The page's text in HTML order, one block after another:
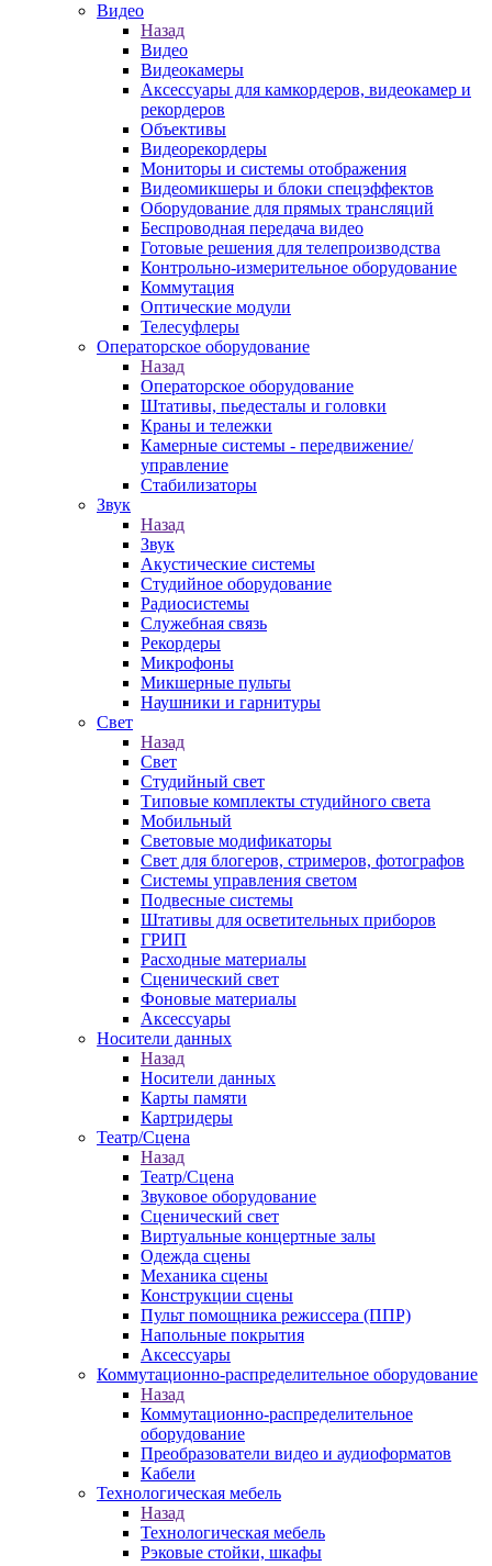
Видео
Назад
Видео
Видеокамеры
Аксессуары для камкордеров, видеокамер и
рекордеров
Объективы
Видеорекордеры
Мониторы и системы отображения
Видеомикшеры и блоки спецэффектов
Оборудование для прямых трансляций
Беспроводная передача видео
Готовые решения для телепроизводства
Контрольно-измерительное оборудование
Коммутация
Оптические модули
Телесуфлеры
Операторское оборудование
Назад
Операторское оборудование
Штативы, пьедесталы и головки
Краны и тележки
Камерные системы - передвижение/
управление
Стабилизаторы
Звук
Назад
Звук
Акустические системы
Студийное оборудование
Радиосистемы
Служебная связь
Рекордеры
Микрофоны
Микшерные пульты
Наушники и гарнитуры
Свет
Назад
Свет
Студийный свет
Типовые комплекты студийного света
Мобильный
Световые модификаторы
Свет для блогеров, стримеров, фотографов
Системы управления светом
Подвесные системы
Штативы для осветительных приборов
ГРИП
Расходные материалы
Сценический свет
Фоновые материалы
Аксессуары
Носители данных
Назад
Носители данных
Карты памяти
Картридеры
Театр/Сцена
Назад
Театр/Сцена
Звуковое оборудование
Сценический свет
Виртуальные концертные залы
Одежда сцены
Механика сцены
Конструкции сцены
Пульт помощника режиссера (ППР)
Напольные покрытия
Аксессуары
Коммутационно-распределительное оборудование
Назад
Коммутационно-распределительное
оборудование
Преобразователи видео и аудиоформатов
Кабели
Технологическая мебель
Назад
Технологическая мебель
Рэковые стойки, шкафы